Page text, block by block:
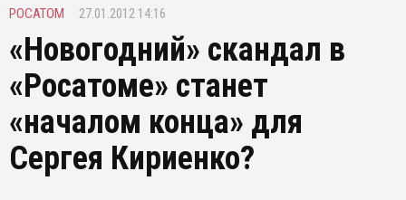
РОСАТОМ 27.01.2012 14:16
«Новогодний» скандал в
«Росатоме» станет
«началом конца» для
Сергея Кириенко?